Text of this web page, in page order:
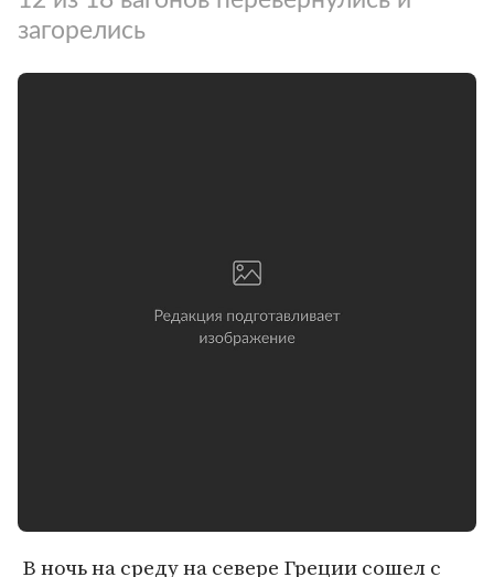
загорелись
В ночь на среду на севере Греции сошел с